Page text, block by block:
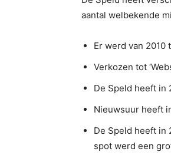
aantal welbekende
Er werd van 2010
Verkozen tot
De Speld heeft in
Nieuwsuur heeft
De Speld heeft in
spot werd een